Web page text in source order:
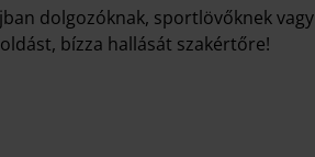
dolgozóknak, sportlövőknek vagy
bízza hallását szakértőre!